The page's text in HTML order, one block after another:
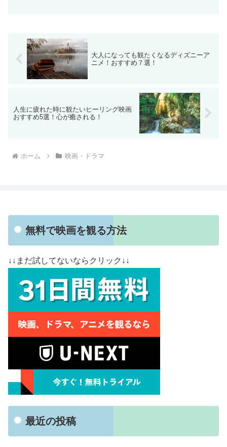
大人になっても観たくなるディズニーア
ニメ！おすすめ７選！
人生に疲れた時に観たいヒーリング映画
おすすめ5選！心が癒される！
ホーム 映画・ドラマ
無料で映画を観る方法
↓↓まだ試してないならクリック↓↓
最近の投稿